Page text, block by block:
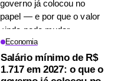
Economia
Salário mínimo de R$
1.717 em 2027: o que o